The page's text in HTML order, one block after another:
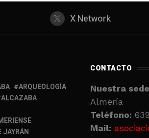
X Network
ARQUEOLOGÍA
ALCAZABA
JAYRÁN
CONTACTO
Nuestra
Almería
Teléfono:
Mail: